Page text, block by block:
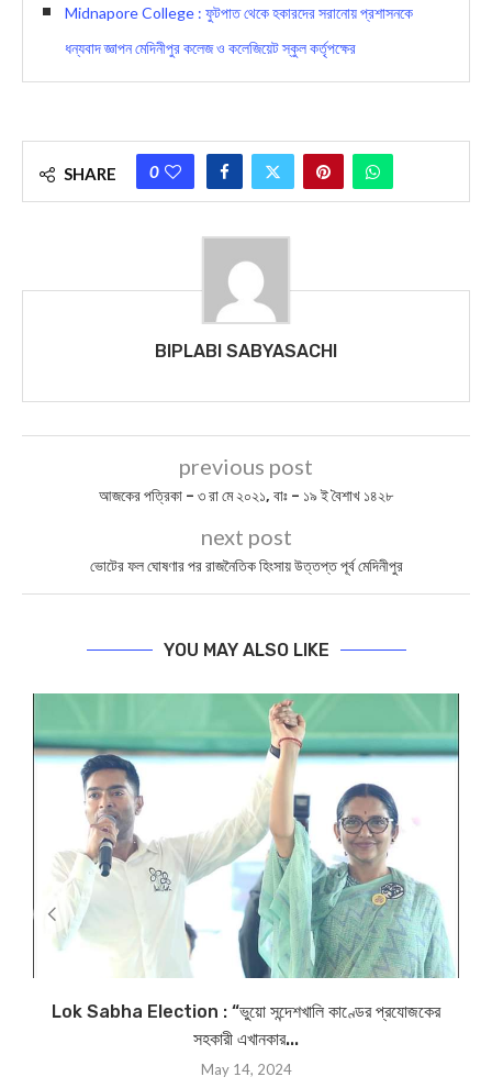
Midnapore College : ফুটপাত থেকে হকারদের সরানোয় প্রশাসনকে
ধন্যবাদ জ্ঞাপন মেদিনীপুর কলেজ ও কলেজিয়েট স্কুল কর্তৃপক্ষের
SHARE 0
BIPLABI SABYASACHI
previous post
আজকের পত্রিকা – ৩ রা মে ২০২১, বাঃ – ১৯ ই বৈশাখ ১৪২৮
next post
ভোটের ফল ঘোষণার পর রাজনৈতিক হিংসায় উত্তপ্ত পূর্ব মেদিনীপুর
YOU MAY ALSO LIKE
Lok Sabha Election : “ভুয়ো সন্দেশখালি কাণ্ডের প্রযোজকের
সহকারী এখানকার...
May 14, 2024